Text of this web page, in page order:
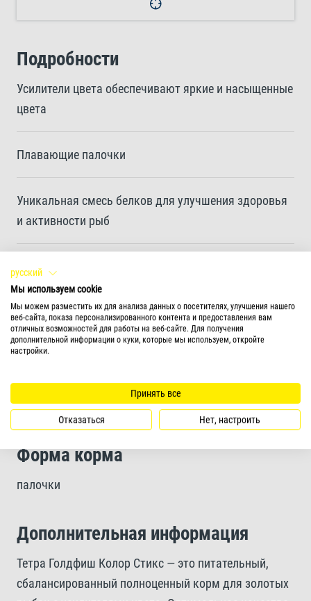
Подробности
Усилители цвета обеспечивают яркие и насыщенные
цвета
Плавающие палочки
Уникальная смесь белков для улучшения здоровья
и активности рыб
Уникальный рецепт и высококачественные
ингредиенты без красителей и консервантов
гарантируют оптимальный рост
Палочки корма легко поедаются и очень хорошо
улучшению качества воды
Форма корма
палочки
Дополнительная информация
Тетра Голдфиш Колор Стикс — это питательный,
сбалансированный полноценный корм для золотых
русский
Мы используем cookie
Мы можем разместить их для анализа данных о посетителях, улучшения нашего
веб-сайта, показа персонализированного контента и предоставления вам
отличных возможностей для работы на веб-сайте. Для получения
дополнительной информации о куки, которые мы используем, откройте
настройки.
Принять все
Отказаться Нет, настроить